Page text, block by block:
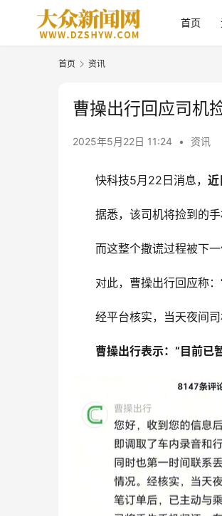
首页
首页 资讯
曹操出行回应司机
2025年5月22日 11:24 • 资讯
快科技5月22日消息， 近
据悉，该司机将捡到的
而这整个撒谎过程被下
对此，曹操出行回应称：
经平台核实，当天夜间
曹操出行表示：“目前已